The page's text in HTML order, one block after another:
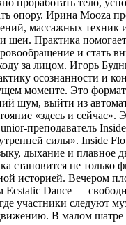
проработать тело,
опору. Ирина Mooza
массажных техник
Практика
и стать
за лицом. Игорь
осознанности и
моменте. Это формат
шум, выйти из
«здесь и
преподаватель
силы». Inside
дыхание и плавное
становится не только
историей. Вечером
Ecstatic Dance —
участники следуют
В малом шатре